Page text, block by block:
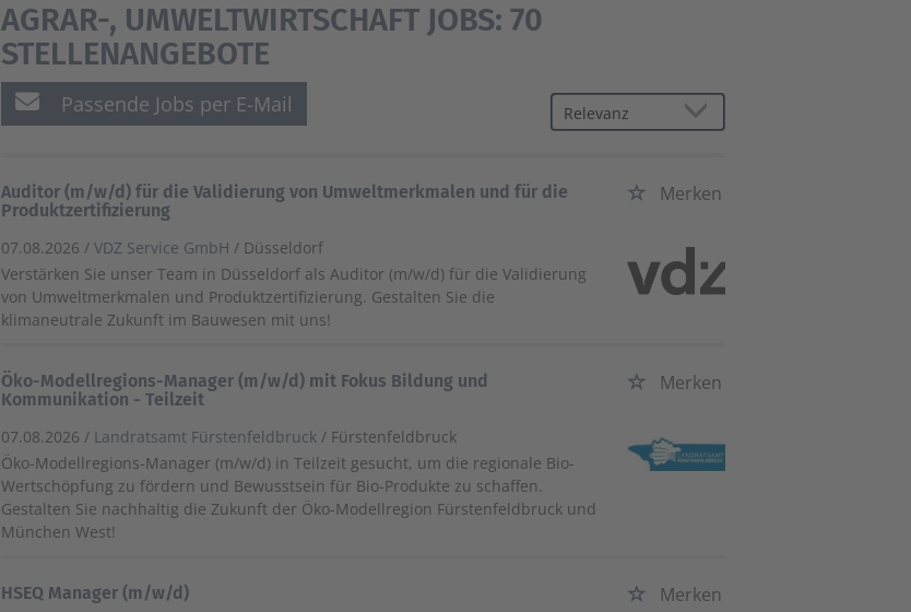
AGRAR-, UMWELTWIRTSCHAFT JOBS: 70
STELLENANGEBOTE
Passende Jobs per E-Mail
Auditor (m/w/d) für die Validierung von Umweltmerkmalen und für die
Produktzertifizierung
Merken
07.08.2026 /VDZ Service GmbH / Düsseldorf
Verstärken Sie unser Team in Düsseldorf als Auditor (m/w/d) für die Validierung
von Umweltmerkmalen und Produktzertifizierung. Gestalten Sie die
klimaneutrale Zukunft im Bauwesen mit uns!
Öko-Modellregions-Manager (m/w/d) mit Fokus Bildung und
Kommunikation - Teilzeit
Merken
07.08.2026 / Landratsamt Fürstenfeldbruck / Fürstenfeldbruck
Öko-Modellregions-Manager (m/w/d) in Teilzeit gesucht, um die regionale Bio-
Wertschöpfung zu fördern und Bewusstsein für Bio-Produkte zu schaffen.
Gestalten Sie nachhaltig die Zukunft der Öko-Modellregion Fürstenfeldbruck und
München West!
HSEQ Manager (m/w/d) Merken